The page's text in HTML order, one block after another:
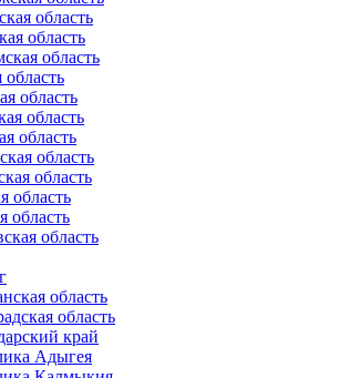
область
область
область
область
область
область
область
область
область
область
область
область
область
область
край
Адыгея